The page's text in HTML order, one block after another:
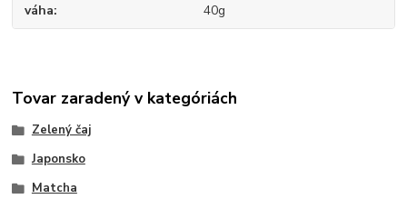
váha 40g
Tovar zaradený v kategóriách
Zelený čaj
Japonsko
Matcha